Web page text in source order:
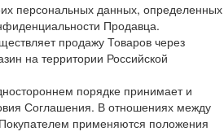
персональных данных, определенных
Продавца.
продажу Товаров через
на территории Российской
порядке принимает и
Соглашения. В отношениях между
применяются положения